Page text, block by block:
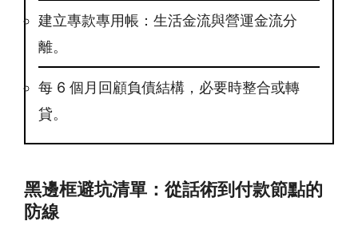
建立專款專用帳：生活金流與營運金流分
離。
每 6 個月回顧負債結構，必要時整合或轉
貸。
黑邊框避坑清單：從話術到付款節點的
防線